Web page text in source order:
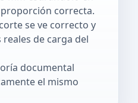
correcta.
se ve correcto y
de carga del
documental
el mismo